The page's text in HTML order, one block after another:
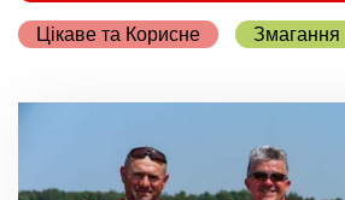
Цікаве та Корисне Змагання